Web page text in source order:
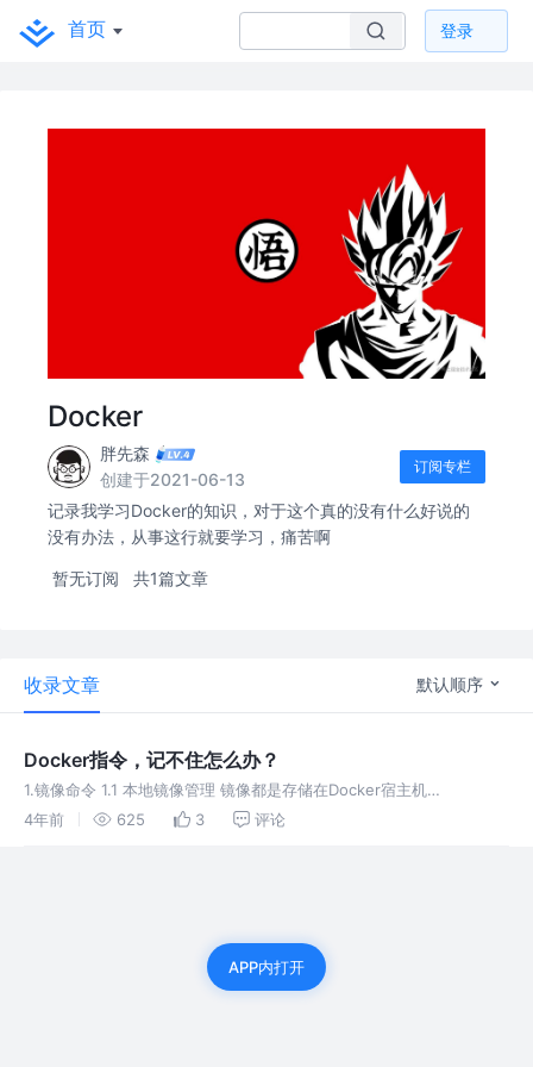
首页 登录
Docker
胖先森
创建于2021-06-13
订阅专栏
记录我学习Docker的知识，对于这个真的没有什么好说的
没有办法，从事这行就要学习，痛苦啊
暂无订阅 共1篇文章
收录文章 默认顺序
Docker指令，记不住怎么办？
1.镜像命令 1.1 本地镜像管理 镜像都是存储在Docker宿主机
的/var/lib/docker 列
4年前 625 3 评论
APP内打开